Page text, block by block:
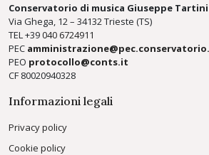
Conservatorio di musica Giuseppe Tartini
Via Ghega, 12 – 34132 Trieste (TS)
TEL +39040 6724911
PEC
PEO protocollo@conts.it
CF 80020940328
Informazioni legali
Privacy policy
Cookie policy